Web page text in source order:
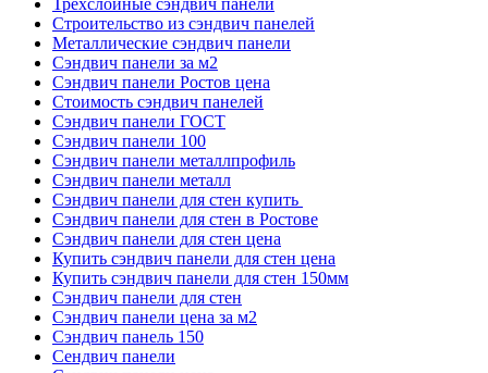
Строительство из сэндвич панелей
Металлические сэндвич панели
Сэндвич панели за м2
Сэндвич панели Ростов цена
Стоимость сэндвич панелей
Сэндвич панели ГОСТ
Сэндвич панели 100
Сэндвич панели металлпрофиль
Сэндвич панели металл
Сэндвич панели для стен купить
Сэндвич панели для стен в Ростове
Сэндвич панели для стен цена
Купить сэндвич панели для стен цена
Купить сэндвич панели для стен 150мм
Сэндвич панели для стен
Сэндвич панели цена за м2
Сэндвич панель 150
Сендвич панели